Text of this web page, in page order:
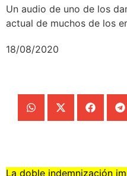
Un audio de uno de los
actual de muchos de los
18/08/2020
La doble indemnización